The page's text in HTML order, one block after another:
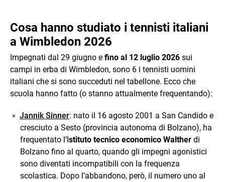
Cosa hanno studiato i tennisti italiani
a Wimbledon 2026
Impegnati dal 29 giugno e fino al 12 luglio 2026 sui
campi in erba di Wimbledon, sono 6 i tennisti uomini
italiani che si sono succeduti nel tabellone. Ecco che
scuola hanno fatto (o stanno attualmente frequentando):
Jannik Sinner: nato il 16 agosto 2001 a San Candido e
cresciuto a Sesto (provincia autonoma di Bolzano), ha
frequentato l’Istituto tecnico economico Walther di
Bolzano fino al quarto, quando gli impegni agonistici
sono diventati incompatibili con la frequenza
scolastica. Dopo l’abbandono, però, il numero uno al